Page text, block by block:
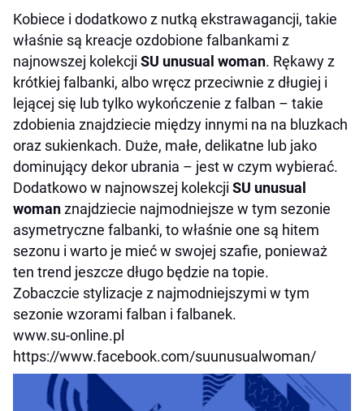
Kobiece i dodatkowo z nutką ekstrawagancji, takie
właśnie są kreacje ozdobione falbankami z
najnowszej kolekcji SU unusual woman. Rękawy z
krótkiej falbanki, albo wręcz przeciwnie z długiej i
lejącej się lub tylko wykończenie z falban – takie
zdobienia znajdziecie między innymi na na bluzkach
oraz sukienkach. Duże, małe, delikatne lub jako
dominujący dekor ubrania – jest w czym wybierać.
Dodatkowo w najnowszej kolekcji SU unusual
womanznajdziecie najmodniejsze w tym sezonie
asymetryczne falbanki, to właśnie one są hitem
sezonu i warto je mieć w swojej szafie, ponieważ
ten trend jeszcze długo będzie na topie.
Zobaczcie stylizacje z najmodniejszymi w tym
sezonie wzorami falban i falbanek.
www.su-online.pl
https://www.facebook.com/suunusualwoman/